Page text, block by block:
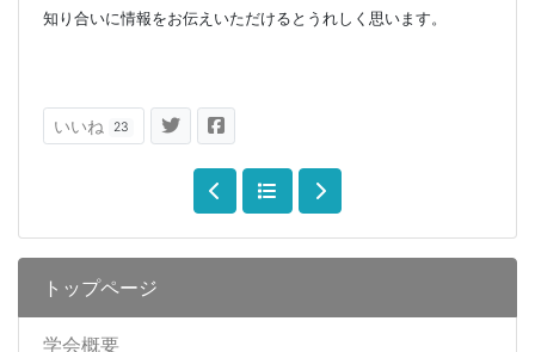
トップページ
学会概要
知り合いに情報をお伝えいただけるとうれしく思います。
いいね 23